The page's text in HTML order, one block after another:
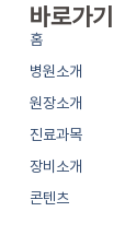
바로가기
홈
병원소개
원장소개
진료과목
장비소개
콘텐츠